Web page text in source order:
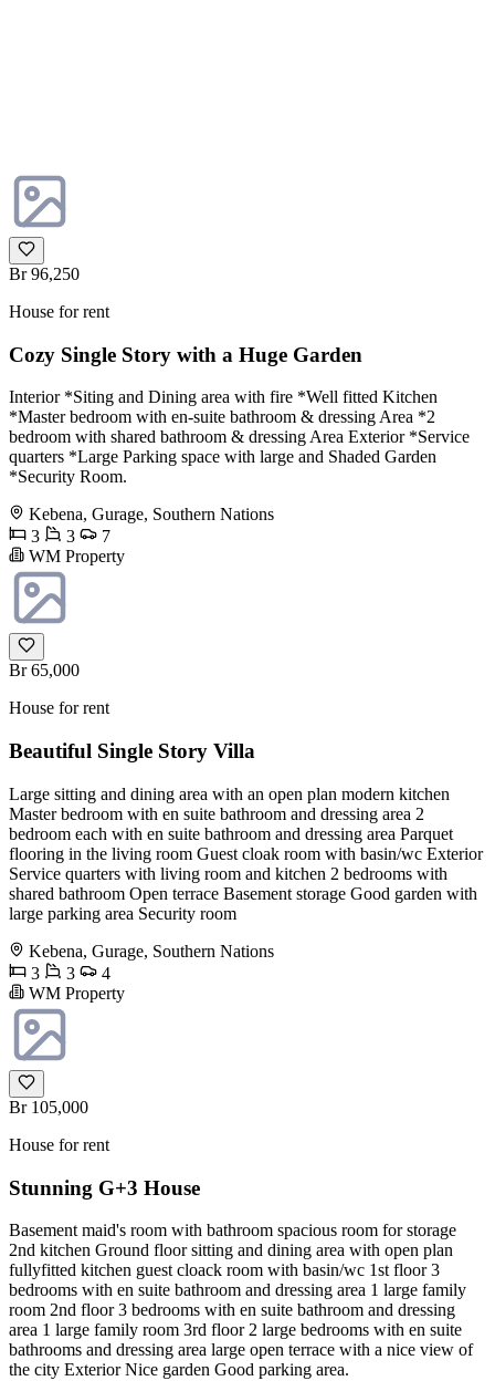
Br 96,250
House for rent
Cozy Single Story with a Huge Garden
Interior *Siting and Dining area with fire *Well fitted Kitchen
*Master bedroom with en-suite bathroom & dressing Area *2
bedroom with shared bathroom & dressing Area Exterior *Service
quarters *Large Parking space with large and Shaded Garden
*Security Room.
Kebena, Gurage, Southern Nations
3
3
7
WM Property
Br 65,000
House for rent
Beautiful Single Story Villa
Large sitting and dining area with an open plan modern kitchen
Master bedroom with en suite bathroom and dressing area 2
bedroom each with en suite bathroom and dressing area Parquet
flooring in the living room Guest cloak room with basin/wc Exterior
Service quarters with living room and kitchen 2 bedrooms with
shared bathroom Open terrace Basement storage Good garden with
large parking area Security room
Kebena, Gurage, Southern Nations
3
3
4
WM Property
Br 105,000
House for rent
Stunning G+3 House
Basement maid's room with bathroom spacious room for storage
2nd kitchen Ground floor sitting and dining area with open plan
fullyfitted kitchen guest cloack room with basin/wc 1st floor 3
bedrooms with en suite bathroom and dressing area 1 large family
room 2nd floor 3 bedrooms with en suite bathroom and dressing
area 1 large family room 3rd floor 2 large bedrooms with en suite
bathrooms and dressing area large open terrace with a nice view of
the city Exterior Nice garden Good parking area.